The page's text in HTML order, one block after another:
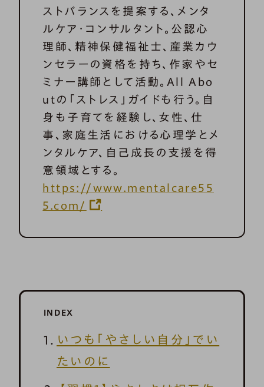
ストバランスを提案する、メンタ
ルケア・コンサルタント。公認心
理師、精神保健福祉士、産業カウ
ンセラーの資格を持ち、作家やセ
ミナー講師として活動。All Abo
utの「ストレス」ガイドも行う。自
身も子育てを経験し、女性、仕
事、家庭生活における心理学とメ
ンタルケア、自己成長の支援を得
意領域とする。
https://www.mentalcare55
5.com/
INDEX
いつも「やさしい自分」でい
たいのに